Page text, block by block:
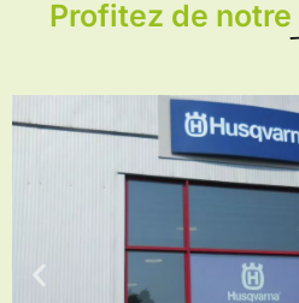
Profitez de notre